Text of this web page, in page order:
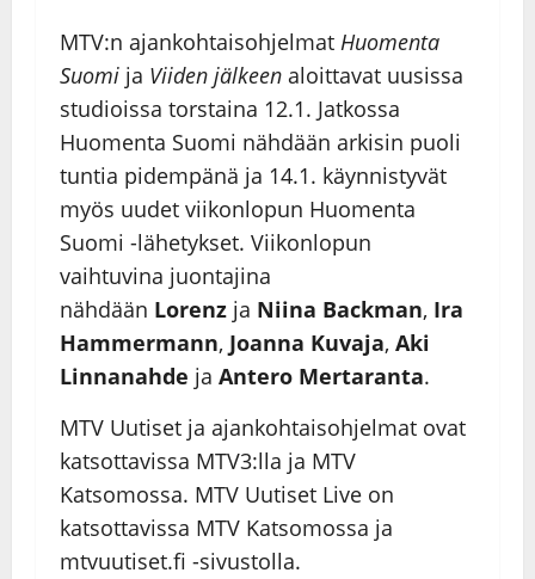
MTV:n ajankohtaisohjelmat Huomenta
Suomi ja Viiden jälkeen aloittavat uusissa
studioissa torstaina 12.1. Jatkossa
Huomenta Suomi nähdään arkisin puoli
tuntia pidempänä ja 14.1. käynnistyvät
myös uudet viikonlopun Huomenta
Suomi -lähetykset. Viikonlopun
vaihtuvina juontajina
nähdään Lorenz ja Niina Backman, Ira
Hammermann, Joanna Kuvaja, Aki
Linnanahde ja Antero Mertaranta.
MTV Uutiset ja ajankohtaisohjelmat ovat
katsottavissa MTV3:lla ja MTV
Katsomossa. MTV Uutiset Live on
katsottavissa MTV Katsomossa ja
mtvuutiset.fi -sivustolla.